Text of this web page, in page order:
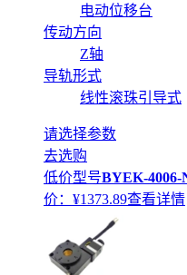
电动位移台
传动方向
Z轴
导轨形式
线性滚珠引导式
请选择参数
去选购
低价型号BYEK-4006-
价：¥1373.89查看详情